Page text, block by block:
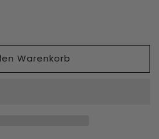
Warenkorb